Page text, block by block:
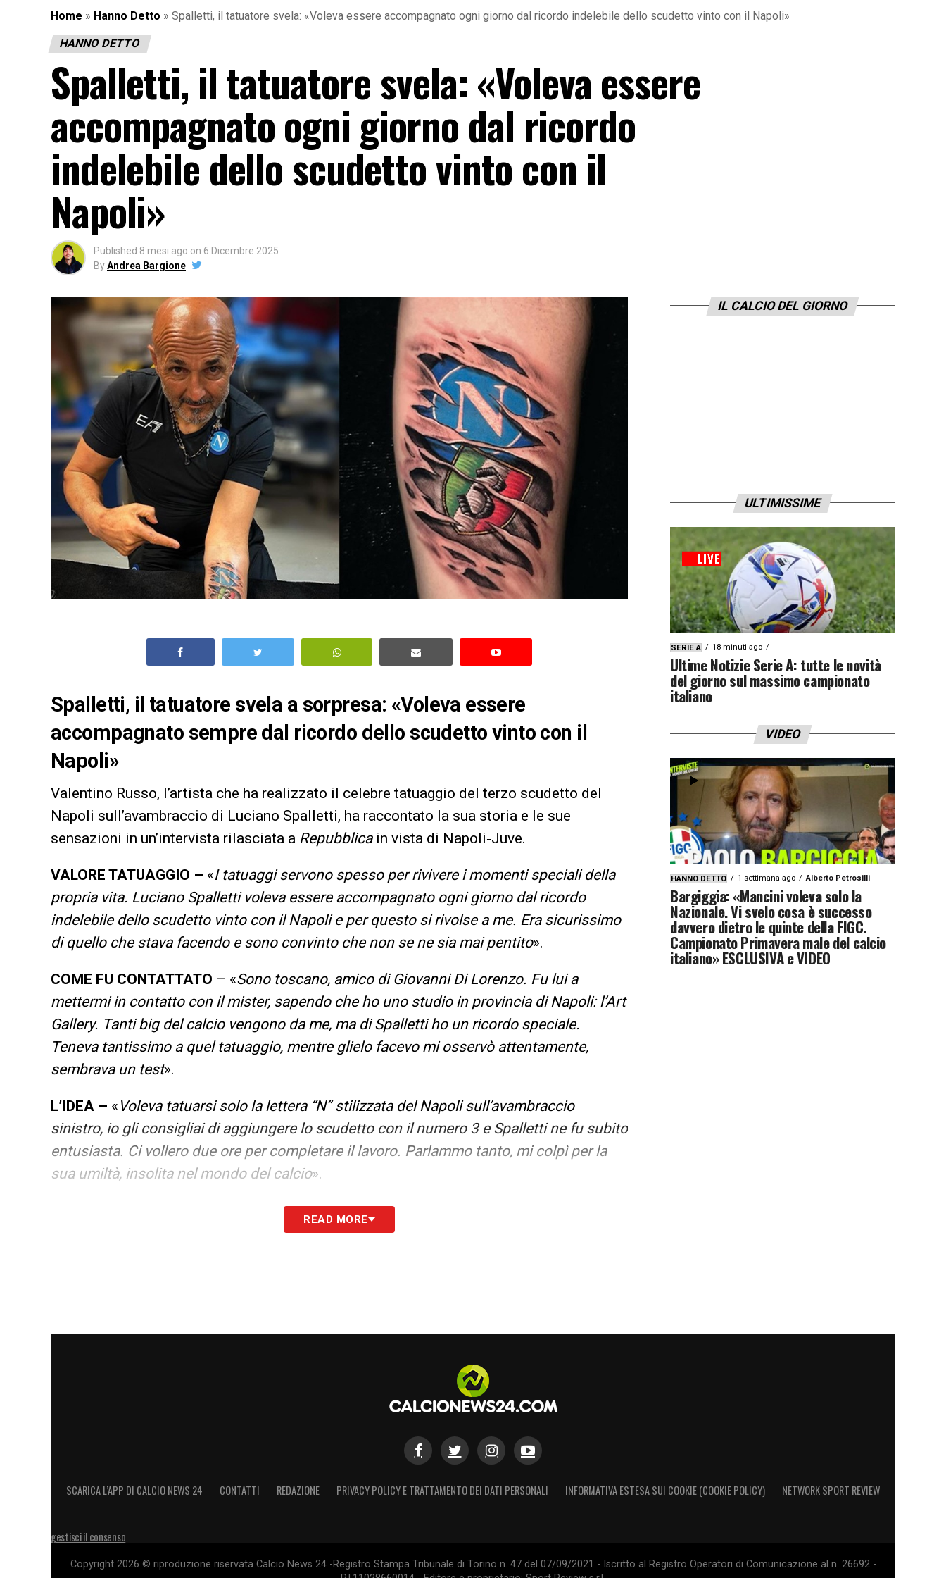
Home » Hanno Detto » Spalletti, il tatuatore svela: «Voleva essere accompagnato ogni giorno dal ricordo indelebile dello scudetto vinto con il Napoli»
HANNO DETTO
Spalletti, il tatuatore svela: «Voleva essere
accompagnato ogni giorno dal ricordo
indelebile dello scudetto vinto con il
Napoli»
Published 8 mesi ago on 6 Dicembre 2025
ByAndrea Bargione
Spalletti, il tatuatore svela a sorpresa: «Voleva essere
accompagnato sempre dal ricordo dello scudetto vinto con il
Napoli»
Valentino Russo, l’artista che ha realizzato il celebre tatuaggio del terzo scudetto del
Napoli sull’avambraccio di Luciano Spalletti, ha raccontato la sua storia e le sue
sensazioni in un’intervista rilasciata a Repubblicain vista di Napoli‑Juve.
VALORE TATUAGGIO – «I tatuaggi servono spesso per rivivere i momenti speciali della
propria vita. Luciano Spalletti voleva essere accompagnato ogni giorno dal ricordo
indelebile dello scudetto vinto con il Napoli e per questo si rivolse a me. Era sicurissimo
di quello che stava facendo e sono convinto che non se ne sia mai pentito».
COME FU CONTATTATO – «Sono toscano, amico di Giovanni Di Lorenzo. Fu lui a
mettermi in contatto con il mister, sapendo che ho uno studio in provincia di Napoli: l’Art
Gallery. Tanti big del calcio vengono da me, ma di Spalletti ho un ricordo speciale.
Teneva tantissimo a quel tatuaggio, mentre glielo facevo mi osservò attentamente,
sembrava un test».
L’IDEA – « Voleva tatuarsi solo la lettera “N” stilizzata del Napoli sull’avambraccio
sinistro, io gli consigliai di aggiungere lo scudetto con il numero 3 e Spalletti ne fu subito
entusiasta. Ci vollero due ore per completare il lavoro. Parlammo tanto, mi colpì per la
sua umiltà, insolita nel mondo del calcio».
Che male c’è? Ricordi di vita e professionalità possono convivere. Anche
io tifo Napoli, ma se un giocatore della Juve mi chiede un tatuaggio, glielo faccio
READ MORE
IL CALCIO DEL GIORNO
ULTIMISSIME
SERIE A 18 minuti ago
Ultime Notizie Serie A: tutte le novità
del giorno sul massimo campionato
italiano
VIDEO
HANNO DETTO 1 settimana ago Alberto Petrosilli
Bargiggia: «Mancini voleva solo la
Nazionale. Vi svelo cosa è successo
davvero dietro le quinte della FIGC.
Campionato Primavera male del calcio
italiano» ESCLUSIVA e VIDEO
SCARICA L’APP DI CALCIO NEWS 24 CONTATTI REDAZIONE PRIVACY POLICY E TRATTAMENTO DEI DATI PERSONALI INFORMATIVA ESTESA SUI COOKIE (COOKIE POLICY) NETWORK SPORT REVIEW
gestisci il consenso
Copyright 2026 © riproduzione riservata Calcio News 24 -Registro Stampa Tribunale di Torino n. 47 del 07/09/2021 - Iscritto al Registro Operatori di Comunicazione al n. 26692 -